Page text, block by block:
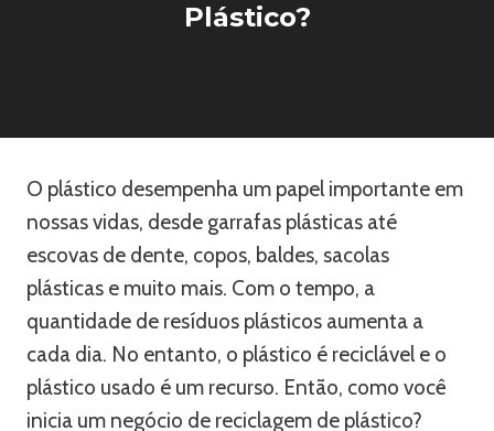
Plástico?
O plástico desempenha um papel importante em
nossas vidas, desde garrafas plásticas até
escovas de dente, copos, baldes, sacolas
plásticas e muito mais. Com o tempo, a
quantidade de resíduos plásticos aumenta a
cada dia. No entanto, o plástico é reciclável e o
plástico usado é um recurso. Então, como você
inicia um negócio de reciclagem de plástico?